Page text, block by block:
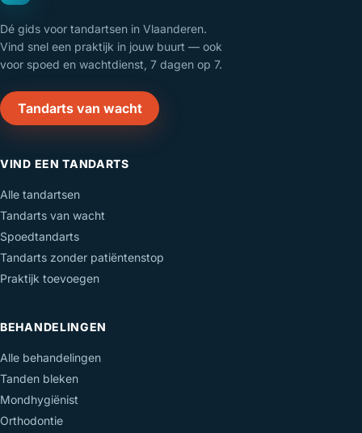
Dé gids voor tandartsen in Vlaanderen.
Vind snel een praktijk in jouw buurt — ook
voor spoed en wachtdienst, 7 dagen op 7.
Tandarts van wacht
VIND EEN TANDARTS
Alle tandartsen
Tandarts van wacht
Spoedtandarts
Tandarts zonder patiëntenstop
Praktijk toevoegen
BEHANDELINGEN
Alle behandelingen
Tanden bleken
Mondhygiënist
Orthodontie